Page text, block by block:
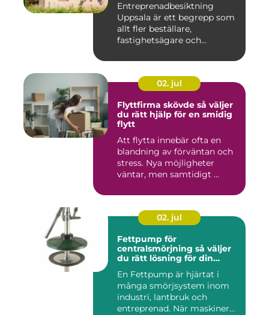
Entreprenadbesiktning
Uppsala är ett begrepp som
allt fler beställare,
fastighetsägare och
02. jul
Flyttfirma skövde så väljer
du rätt hjälp för en smidig
flytt
Att flytta innebär ofta en
blandning av förväntan och
stress. Nya möjligheter
väntar, men samtidigt ...
02. jul
Fettpump för
centralsmörjning så väljer
du rätt lösning för din
En Fettpump är hjärtat i
många smörjsystem inom
industri, lantbruk och
entreprenad. När maskiner